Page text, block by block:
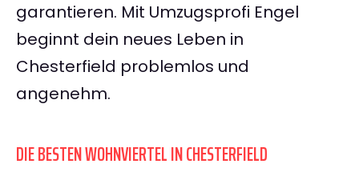
garantieren. Mit Umzugsprofi Engel
beginnt dein neues Leben in
Chesterfield problemlos und
angenehm.
DIE BESTEN WOHNVIERTEL IN CHESTERFIELD